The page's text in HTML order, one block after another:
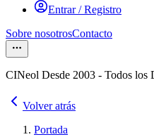
Entrar / Registro
Sobre nosotrosContacto
CINeol Desde 2003 - Todos los
Volver atrás
Portada